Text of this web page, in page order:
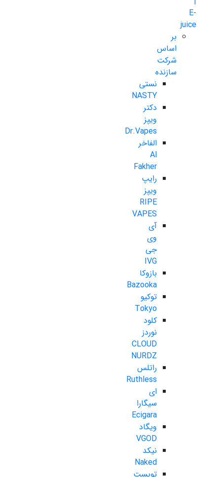
E-
juice
بر
اساس
شرکت
سازنده
نستی
NASTY
دکتر
ویپز
Dr.Vapes
الفاخر
Al
Fakher
رایپ
ویپز
RIPE
VAPES
آی
وی
جی
IVG
بازوکا
Bazooka
توکیو
Tokyo
کلود
نوردز
CLOUD
NURDZ
راتلس
Ruthless
ای
سیگارا
Ecigara
ویگاد
VGOD
نیکد
Naked
تویست